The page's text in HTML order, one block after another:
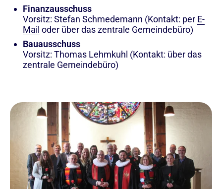
Finanzausschuss
Vorsitz: Stefan Schmedemann (Kontakt: per E-
Mail oder über das zentrale Gemeindebüro)
Bauausschuss
Vorsitz: Thomas Lehmkuhl (Kontakt: über das
zentrale Gemeindebüro)